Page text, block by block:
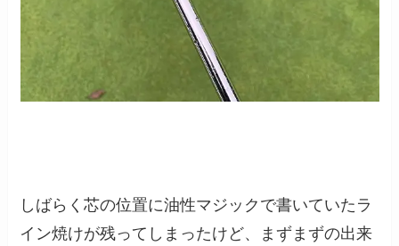
しばらく芯の位置に油性マジックで書いていたラ
イン焼けが残ってしまったけど、まずまずの出来